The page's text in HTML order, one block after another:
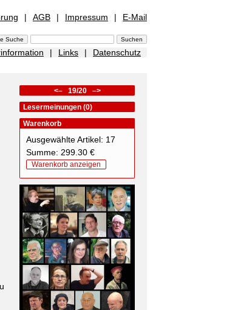
| AGB | Impressum | E-Mail
| Links |
Datenschutz
<–19/20 –>
Lesermeinungen (0)
Warenkorb
Ausgewählte Artikel: 17
Summe: 299.30 €
Warenkorb anzeigen